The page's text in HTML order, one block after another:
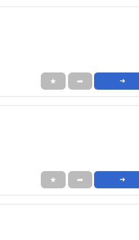
★ ➦ ➜
★ ➦ ➜